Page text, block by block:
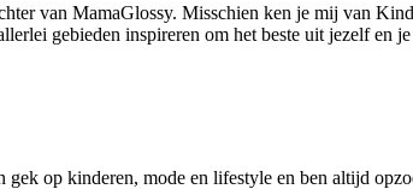
van MamaGlossy. Misschien ken je mij van
gebieden inspireren om het beste uit jezelf en
op kinderen, mode en lifestyle en ben altijd